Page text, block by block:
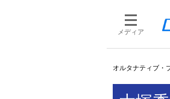
メディア
オルタナティブ・